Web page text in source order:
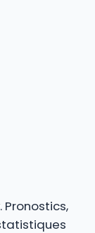
Pronostics,